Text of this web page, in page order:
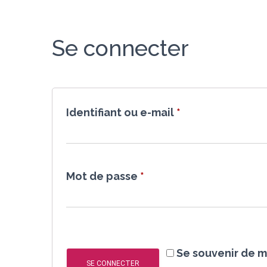
Se connecter
Identifiant ou e-mail *
Mot de passe *
Se souvenir de
SE CONNECTER